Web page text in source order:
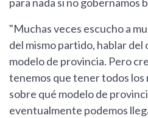
para nada si no gobernamos
"Muchas veces escucho a
del mismo partido, hablar del
modelo de provincia. Pero
tenemos que tener todos los
sobre qué modelo de
eventualmente podemos